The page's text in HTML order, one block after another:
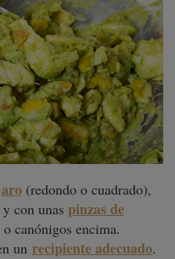
aro (redondo o cuadrado),
con unas pinzas de
canónigos encima.
un recipiente adecuado.